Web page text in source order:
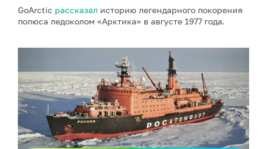
GoArctic рассказал историю легендарного покорения
полюса ледоколом «Арктика» в августе 1977 года.